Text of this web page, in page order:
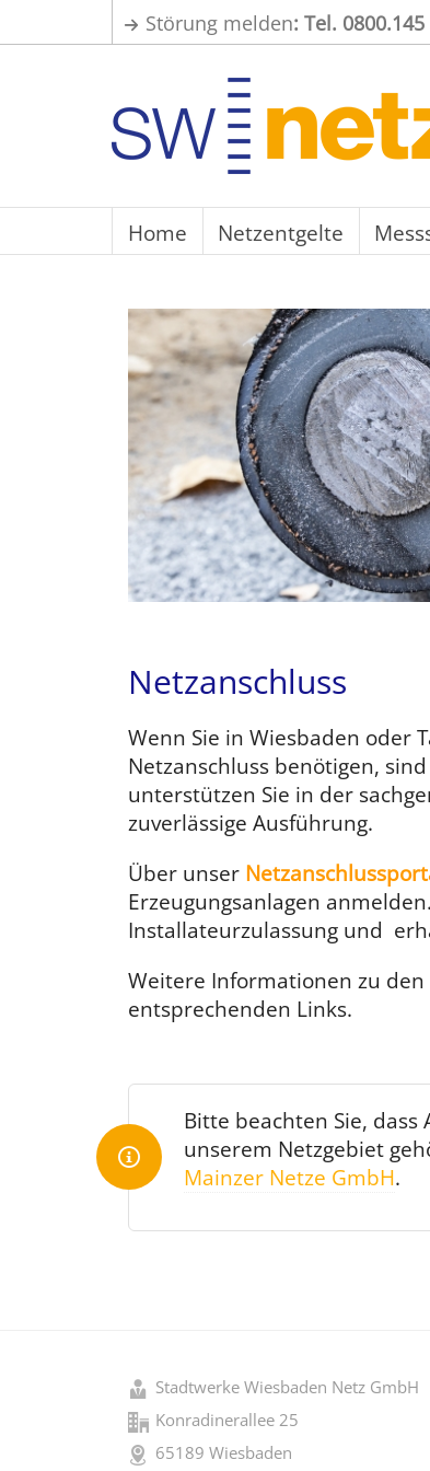
Störung melden: Tel. 0800.145
Home Netzentgelte
Netzanschluss
Wenn Sie in Wiesbaden oder
Netzanschluss benötigen,
unterstützen Sie in der
zuverlässige Ausführung.
Über unser
Erzeugungsanlagen
Installateurzulassung und
Weitere Informationen zu
entsprechenden Links.
Bitte beachten Sie,
unserem Netzgebiet
Mainzer Netze GmbH.
Stadtwerke Wiesbaden Netz GmbH
Konradinerallee 25
65189 Wiesbaden